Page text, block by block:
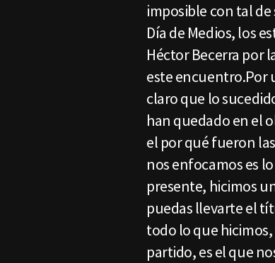
imposible con tal
Día de Medios, los
Héctor Becerra por
este encuentro.Por
claro que lo
han quedado en el
el por qué fueron
nos enfocamos es
presente, hicimos
puedas llevarte el
todo lo que
partido, es el que